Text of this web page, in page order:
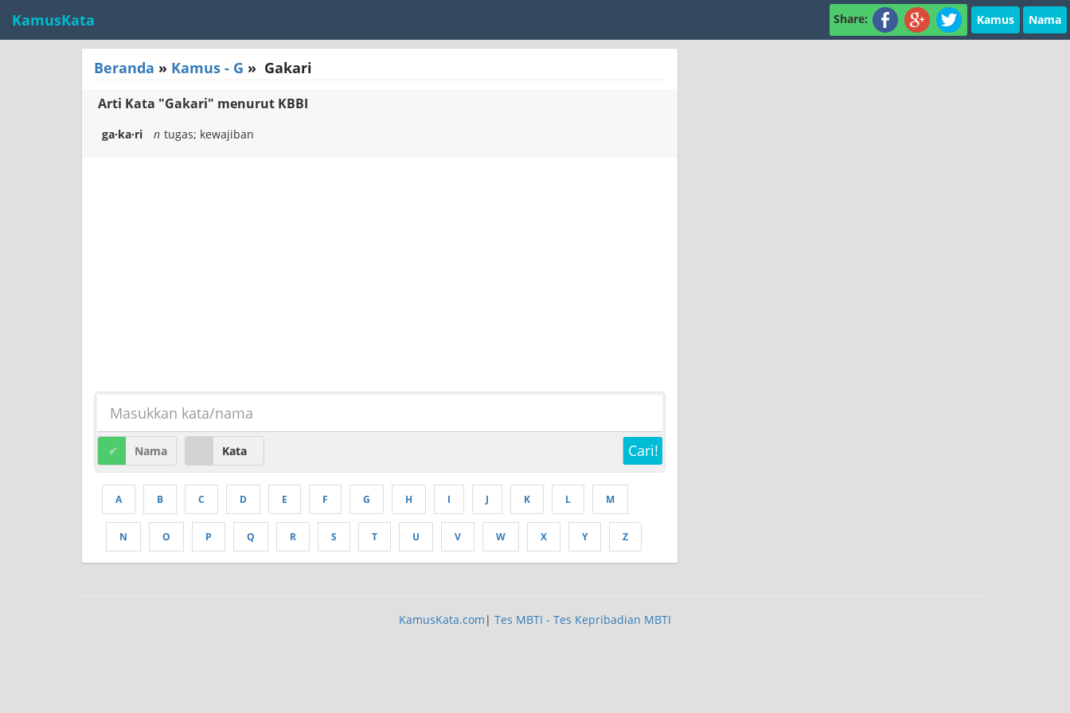
KamusKata Share: Kamus Nama
Beranda » Kamus - G » Gakari
Arti Kata "Gakari" menurut KBBI
ga·ka·ri n tugas; kewajiban
Nama Kata Cari!
A B C D E F G H I J K L M
N O P Q R S T U V W X Y Z
KamusKata.com | Tes MBTI - Tes Kepribadian MBTI